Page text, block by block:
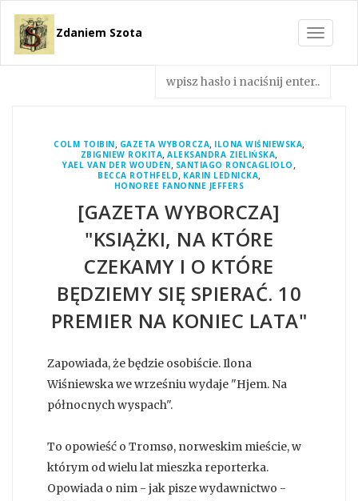
Toggle
Zdaniem Szota
COLM TOIBIN, GAZETA WYBORCZA, ILONA WIŚNIEWSKA,
ZBIGNIEW ROKITA,ALEKSANDRA ZIELIŃSKA,
YAEL VAN DER WOUDEN, SANTIAGO RONCAGLIOLO ,
BECCA ROTHFELD, KARIN LEDNICKA,
HONOREE FANONNE JEFFERS
[GAZETA WYBORCZA]
"KSIĄŻKI, NA KTÓRE
CZEKAMY I O KTÓRE
BĘDZIEMY SIĘ SPIERAĆ. 10
PREMIER NA KONIEC LATA"
Zapowiada, że będzie osobiście. Ilona
Wiśniewska we wrześniu wydaje "Hjem. Na
północnych wyspach".
To opowieść o Tromsø, norweskim mieście, w
którym od wielu lat mieszka reporterka.
Opowiada o nim - jak pisze wydawnictwo -